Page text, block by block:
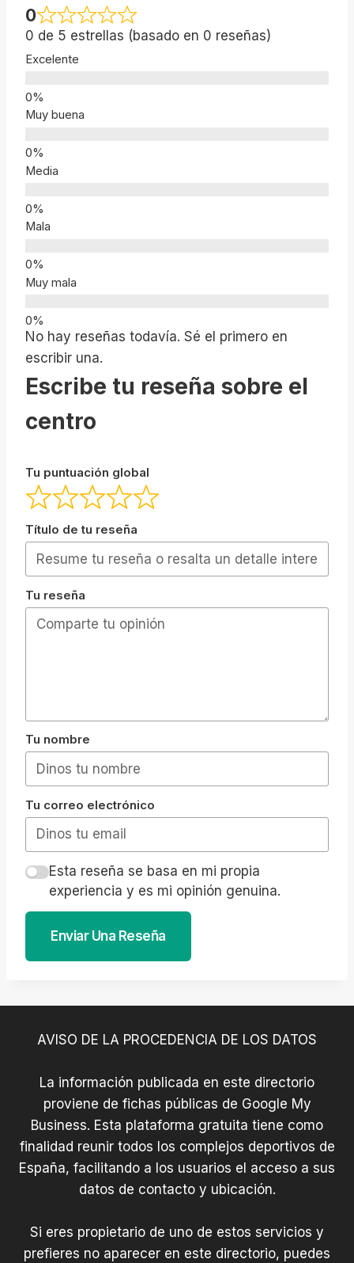
0
0 de 5 estrellas (basado en 0 reseñas)
Excelente
Muy buena
Media
Mala
Muy mala
No hay reseñas todavía. Sé el primero en
escribir una.
Escribe tu reseña sobre el
centro
Tu puntuación global
Título de tu reseña
Tu reseña
Tu nombre
Tu correo electrónico
Esta reseña se basa en mi propia
experiencia y es mi opinión genuina.
Enviar Una Reseña
AVISO DE LA PROCEDENCIA DE LOS DATOS
La información publicada en este directorio
proviene de fichas públicas de Google My
Business. Esta plataforma gratuita tiene como
finalidad reunir todos los complejos deportivos de
España, facilitando a los usuarios el acceso a sus
datos de contacto y ubicación.
Si eres propietario de uno de estos servicios y
prefieres no aparecer en este directorio, puedes